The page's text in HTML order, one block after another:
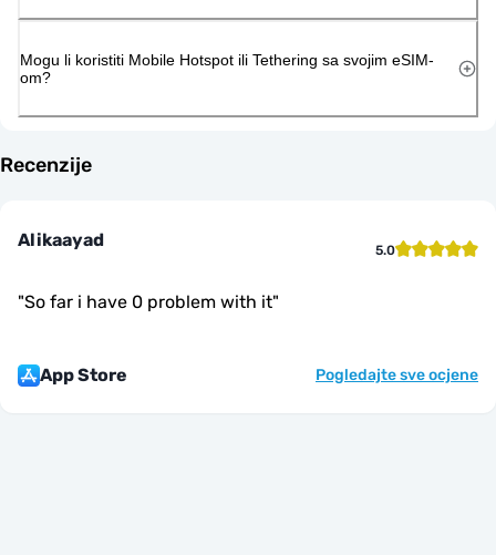
Mogu li koristiti Mobile Hotspot ili Tethering sa svojim eSIM-
om?
Recenzije
Alikaayad 5.0
"So far i have 0 problem with it"
App Store Pogledajte sve ocjene